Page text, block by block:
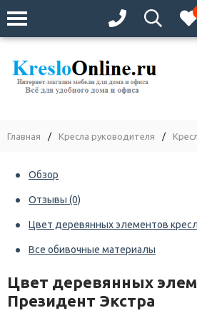
Главная / Кресла руководителя /
Обзор
Отзывы (0)
Цвет деревянных элементов
Все обивочные материалы
Цвет деревянных
Президент Экстра